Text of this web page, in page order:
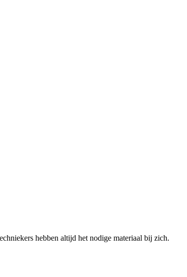
hebben altijd het nodige materiaal bij zich.